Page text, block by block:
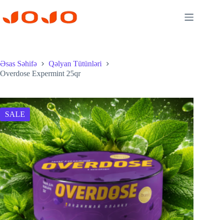
content
Əsas Səhifə
Qəlyan Tütünləri
Overdose Expermint 25qr
SALE